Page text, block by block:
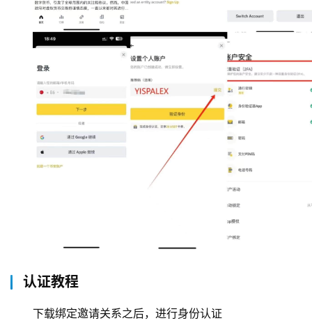
认证教程
下载绑定邀请关系之后，进行身份认证